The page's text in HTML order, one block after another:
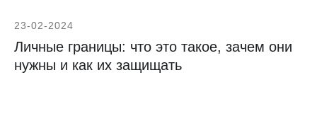
23-02-2024
Личные границы: что это такое, зачем они
нужны и как их защищать